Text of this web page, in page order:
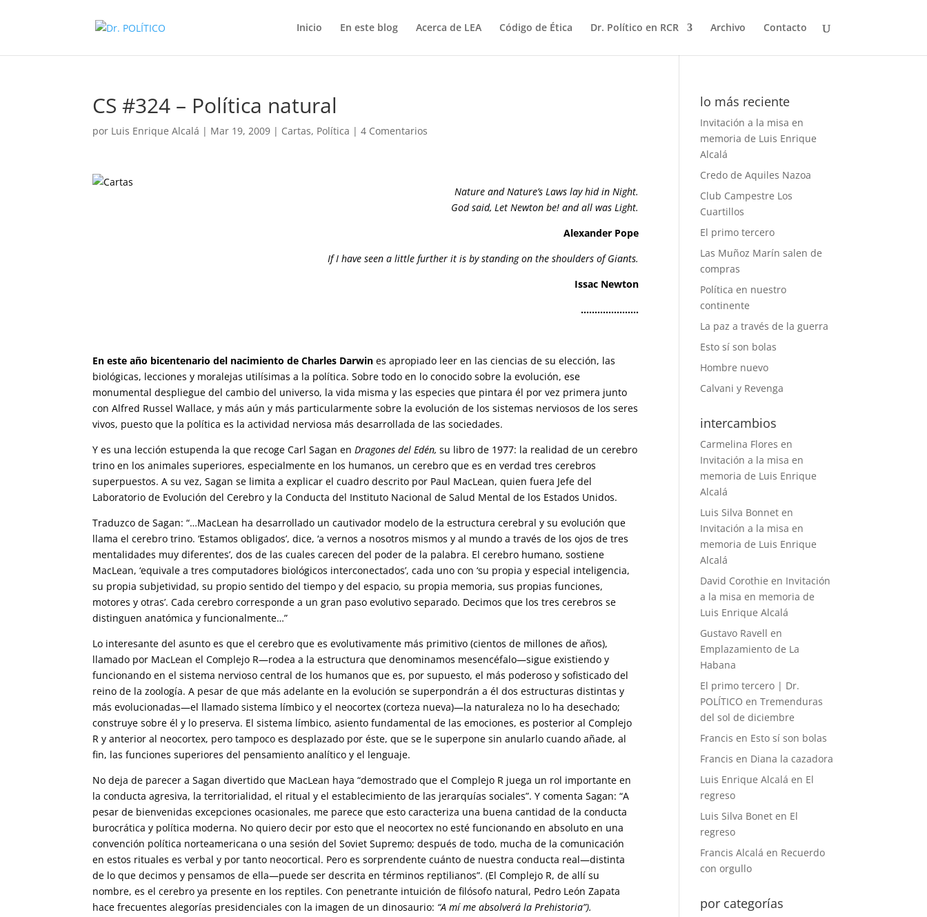
Inicio En este blog Acerca de LEA Código de Ética Dr. Político en RCR Archivo Contacto
CS #324 – Política natural
por Luis Enrique Alcalá | Mar 19, 2009 | Cartas, Política |4 Comentarios
Nature and Nature’s Laws lay hid in Night.
God said, Let Newton be! and all was Light.
Alexander Pope
If I have seen a little further it is by standing on the shoulders of Giants.
Issac Newton
…………………
En este año bicentenario del nacimiento de Charles Darwin es apropiado leer en las ciencias de su elección, las
biológicas, lecciones y moralejas utilísimas a la política. Sobre todo en lo conocido sobre la evolución, ese
monumental despliegue del cambio del universo, la vida misma y las especies que pintara él por vez primera junto
con Alfred Russel Wallace, y más aún y más particularmente sobre la evolución de los sistemas nerviosos de los seres
vivos, puesto que la política es la actividad nerviosa más desarrollada de las sociedades.
Y es una lección estupenda la que recoge Carl Sagan enDragones del Edén, su libro de 1977: la realidad de un cerebro
trino en los animales superiores, especialmente en los humanos, un cerebro que es en verdad tres cerebros
superpuestos. A su vez, Sagan se limita a explicar el cuadro descrito por Paul MacLean, quien fuera Jefe del
Laboratorio de Evolución del Cerebro y la Conducta del Instituto Nacional de Salud Mental de los Estados Unidos.
Traduzco de Sagan: “…MacLean ha desarrollado un cautivador modelo de la estructura cerebral y su evolución que
llama el cerebro trino. ‘Estamos obligados’, dice, ‘a vernos a nosotros mismos y al mundo a través de los ojos de tres
mentalidades muy diferentes’, dos de las cuales carecen del poder de la palabra. El cerebro humano, sostiene
MacLean, ‘equivale a tres computadores biológicos interconectados’, cada uno con ‘su propia y especial inteligencia,
su propia subjetividad, su propio sentido del tiempo y del espacio, su propia memoria, sus propias funciones,
motores y otras’. Cada cerebro corresponde a un gran paso evolutivo separado. Decimos que los tres cerebros se
distinguen anatómica y funcionalmente…”
Lo interesante del asunto es que el cerebro que es evolutivamente más primitivo (cientos de millones de años),
llamado por MacLean el Complejo R—rodea a la estructura que denominamos mesencéfalo—sigue existiendo y
funcionando en el sistema nervioso central de los humanos que es, por supuesto, el más poderoso y sofisticado del
reino de la zoología. A pesar de que más adelante en la evolución se superpondrán a él dos estructuras distintas y
más evolucionadas—el llamado sistema límbico y el neocortex (corteza nueva)—la naturaleza no lo ha desechado;
construye sobre él y lo preserva. El sistema límbico, asiento fundamental de las emociones, es posterior al Complejo
R y anterior al neocortex, pero tampoco es desplazado por éste, que se le superpone sin anularlo cuando añade, al
fin, las funciones superiores del pensamiento analítico y el lenguaje.
No deja de parecer a Sagan divertido que MacLean haya “demostrado que el Complejo R juega un rol importante en
la conducta agresiva, la territorialidad, el ritual y el establecimiento de las jerarquías sociales”. Y comenta Sagan: “A
pesar de bienvenidas excepciones ocasionales, me parece que esto caracteriza una buena cantidad de la conducta
burocrática y política moderna. No quiero decir por esto que el neocortex no esté funcionando en absoluto en una
convención política norteamericana o una sesión del Soviet Supremo; después de todo, mucha de la comunicación
en estos rituales es verbal y por tanto neocortical. Pero es sorprendente cuánto de nuestra conducta real—distinta
de lo que decimos y pensamos de ella—puede ser descrita en términos reptilianos”. (El Complejo R, de allí su
nombre, es el cerebro ya presente en los reptiles. Con penetrante intuición de filósofo natural, Pedro León Zapata
hace frecuentes alegorías presidenciales con la imagen de un dinosaurio: “A mí me absolverá la Prehistoria”).
lo más reciente
Invitación a la misa en
memoria de Luis Enrique
Alcalá
Credo de Aquiles Nazoa
Club Campestre Los
Cuartillos
El primo tercero
Las Muñoz Marín salen de
compras
Política en nuestro
continente
La paz a través de la guerra
Esto sí son bolas
Hombre nuevo
Calvani y Revenga
intercambios
Carmelina Flores en
Invitación a la misa en
memoria de Luis Enrique
Alcalá
Luis Silva Bonnet en
Invitación a la misa en
memoria de Luis Enrique
Alcalá
David Corothie en Invitación
a la misa en memoria de
Luis Enrique Alcalá
Gustavo Ravell en
Emplazamiento de La
Habana
El primo tercero | Dr.
POLÍTICO enTremenduras
del sol de diciembre
Francis en Esto sí son bolas
Francis en Diana la cazadora
Luis Enrique Alcalá en El
regreso
Luis Silva Bonet en El
regreso
Francis Alcalá en Recuerdo
con orgullo
por categorías